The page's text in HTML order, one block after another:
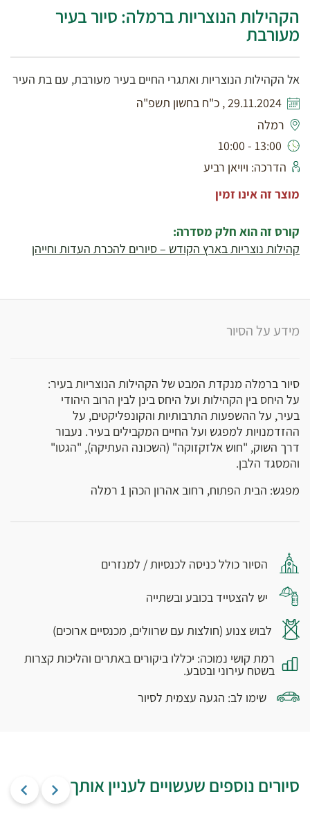
הקהילות הנוצריות ברמלה: סיור בעיר
מעורבת
אל הקהילות הנוצריות ואתגרי החיים בעיר מעורבת, עם בת העיר
29.11.2024 , כ"ח בחשון תשפ"ה
רמלה
13:00 - 10:00
הדרכה: ויויאן רביע
מוצר זה אינו זמין
קורס זה הוא חלק מסדרה:
קהילות נוצריות בארץ הקודש – סיורים להכרת העדות וחייהן
מידע על הסיור
סיור ברמלה מנקדת המבט של הקהילות הנוצריות בעיר:
על היחס בין הקהילות ועל היחס בינן לבין הרוב היהודי
בעיר, על ההשפעות התרבותיות והקונפליקטים, על
ההזדמנויות למפגש ועל החיים המקבילים בעיר. נעבור
דרך השוק, "חוש אלזקזוקה" (השכונה העתיקה), "הגטו"
והמסגד הלבן.
מפגש: הבית הפתוח, רחוב אהרון הכהן 1 רמלה
הסיור כולל כניסה לכנסיות / למנזרים
יש להצטייד בכובע ובשתייה
לבוש צנוע (חולצות עם שרוולים, מכנסיים ארוכים)
רמת קושי נמוכה: יכללו ביקורים באתרים והליכות קצרות
בשטח עירוני ובטבע.
שימו לב: הגעה עצמית לסיור
סיורים נוספים שעשויים לעניין אותך